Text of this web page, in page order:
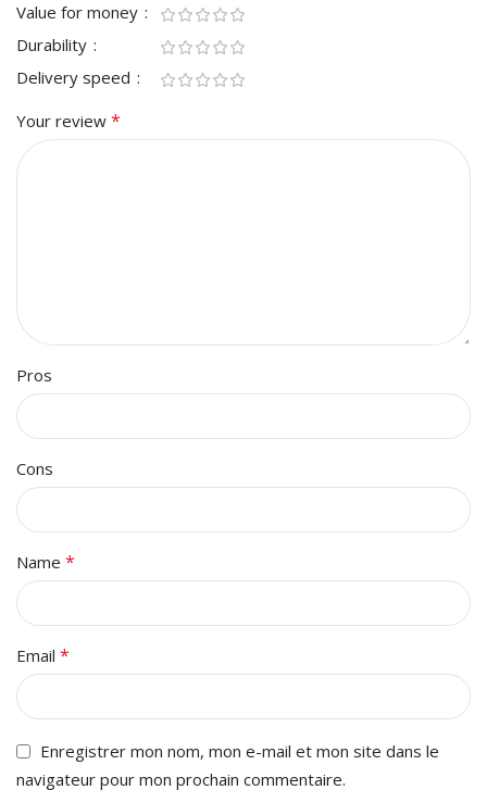
Value for money
Durability
Delivery speed
Your review *
Pros
Cons
Name *
Email *
Enregistrer mon nom, mon e-mail et mon site dans le
navigateur pour mon prochain commentaire.